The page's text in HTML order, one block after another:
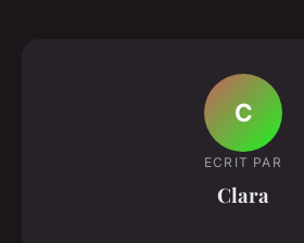
C
ECRIT PAR
Clara